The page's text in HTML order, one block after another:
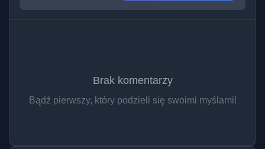
Brak komentarzy
Bądź pierwszy, który podzieli się swoimi myślami!